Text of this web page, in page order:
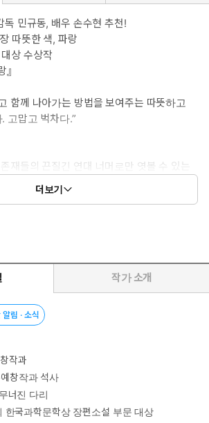
독 민규동, 배우 손수현 추천!
따뜻한 색, 파랑
상 수상작
함께 나아가는 방법을 보여주는 따뜻하고
고맙고 벅차다.”
재들의 끈질긴 연대 너머로만 엿볼 수 있는
반짝인다.”
잎에 초점을 맞추기에는 너무 빠르고 가까
천선란 작가는 있는 힘껏 고개를 돌려 흐릿
나칠 수밖에 없을지라도, 있는 힘껏 미간
다른 성취로 기억될 이름!
따뜻한 물결, 천선란!
작정 소설가가 되고 싶다는 꿈을 안고 부
더보기
작가 소개
림 · 소식
작과
창작과 석사
너진 다리
한국과학문학상 장편소설 부문 대상